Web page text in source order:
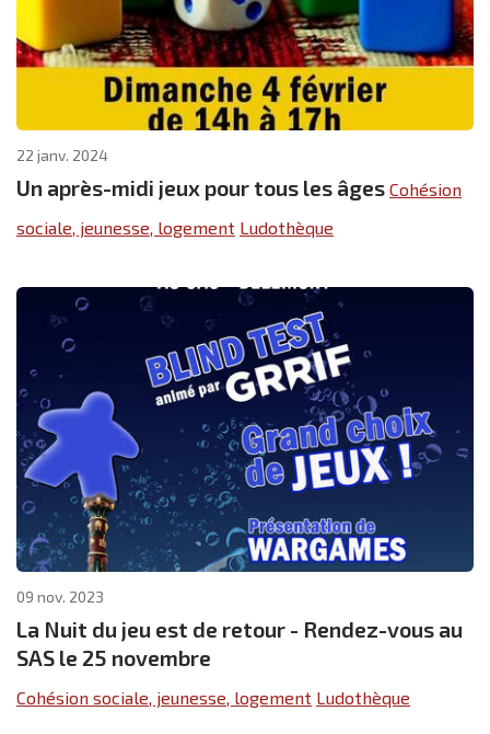
22 janv. 2024
Un après-midi jeux pour tous les âges Cohésion
sociale, jeunesse, logement Ludothèque
09 nov. 2023
La Nuit du jeu est de retour - Rendez-vous au
SAS le 25 novembre
Cohésion sociale, jeunesse, logement Ludothèque